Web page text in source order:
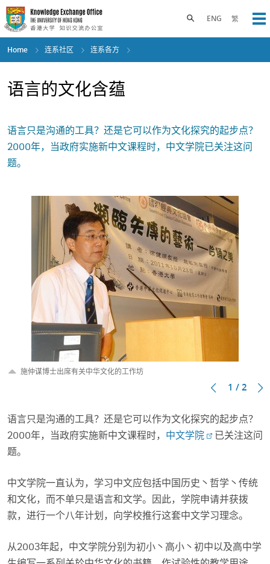
Skip
to
main
content
ENG 繁
Toggle search panel
Home 连系社区 连系各方
语言的文化含蕴
语言只是沟通的工具？还是它可以作为文化探究的起步点？
2000年，当政府实施新中文课程时，中文学院已关注这问
题。
施仲谋博士出席有关中华文化的工作坊
1 / 2
语言只是沟通的工具？还是它可以作为文化探究的起步点？
2000年，当政府实施新中文课程时， 中文学院
已关注这问
题。
中文学院一直认为，学习中文应包括中国历史丶哲学丶传统
和文化，而不单只是语言和文学。因此，学院申请并获拨
款，进行一个八年计划，向学校推行这套中文学习理念。
从2003年起，中文学院分别为初小丶高小丶初中以及高中学